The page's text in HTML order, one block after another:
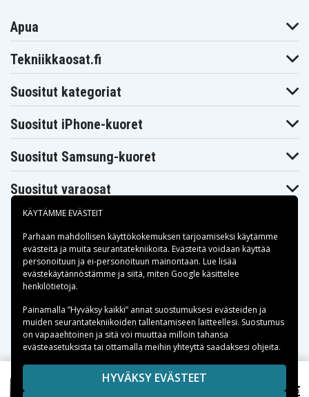
Tech-Protect Kevlar Aura MagSafe Kuori Samsung
26,23 €
Apua
Tekniikkaosat.fi
Suositut kategoriat
Suositut iPhone-kuoret
Suositut Samsung-kuoret
Suositut varaosat
Maksuvaihtoehdot
Toimitusvaihtoehdot
Copyright © 2026, Spares Nordic AB
SIVULLA MAINITUT TAVARAMERKIT OVAT OMISTAJIENSA
KÄYTÄMME EVÄSTEIT
Parhaan mahdollisen käyttökokemuksen tarjoamiseksi käytämme
evästeitä ja muita seurantatekniikoita. Evästeitä voidaan käyttää
personoituun ja ei-personoituun mainontaan. Lue lisää
evästekäytännöstämme ja siitä, miten Google käsittelee
henkilötietoja.
Painamalla ”Hyväksy kaikki” annat suostumuksesi evästeiden ja
muiden seurantatekniikoiden tallentamiseen laitteellesi. Suostumus
on vapaaehtoinen ja sitä voi muuttaa milloin tahansa
evästeasetuksista tai ottamalla meihin yhteyttä saadaksesi ohjeita.
HYVÄKSY EVÄSTEET